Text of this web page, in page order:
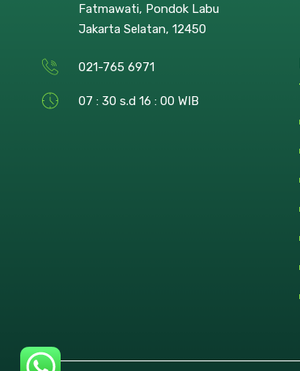
Fatmawati, Pondok Labu
Jakarta Selatan, 12450
021-765 6971
07 : 30 s.d 16 : 00 WIB